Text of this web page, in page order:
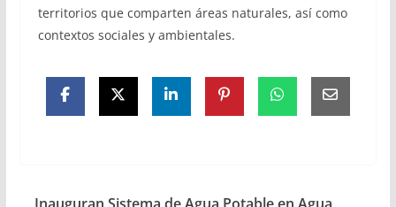
territorios que comparten áreas naturales, así como
contextos sociales y ambientales.